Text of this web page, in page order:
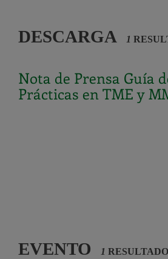
DESCARGA 1
Nota de Prensa Guía
Prácticas en TME y
EVENTO 1